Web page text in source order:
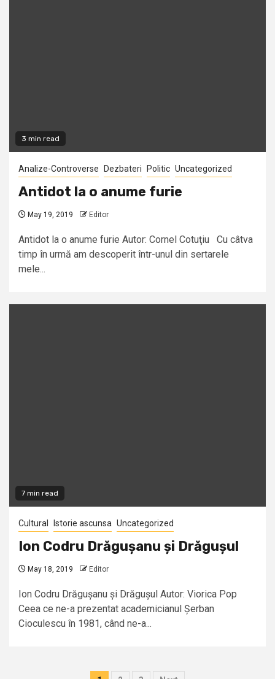
3 min read
Analize-Controverse Dezbateri Politic Uncategorized
Antidot la o anume furie
May 19, 2019 Editor
Antidot la o anume furie Autor: Cornel Cotuţiu Cu câtva
timp în urmă am descoperit într-unul din sertarele
mele...
7 min read
Cultural Istorie ascunsa Uncategorized
Ion Codru Drăgușanu și Drăgușul
May 18, 2019 Editor
Ion Codru Drăgușanu și Drăgușul Autor: Viorica Pop
Ceea ce ne-a prezentat academicianul Șerban
Cioculescu în 1981, când ne-a...